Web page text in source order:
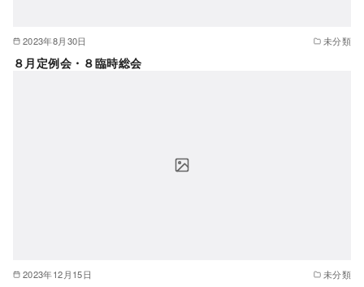
2023年8月30日 未分類
８月定例会・８臨時総会
2023年12月15日 未分類